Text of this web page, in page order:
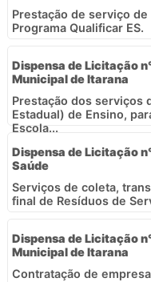
Prestação de serviço
Programa Qualificar ES.
Dispensa de Licitação
Municipal de Itarana
Prestação dos serviços
Estadual) de Ensino,
Escola...
Dispensa de Licitação
Saúde
Serviços de coleta,
final de Resíduos de
Dispensa de Licitação
Municipal de Itarana
Contratação de